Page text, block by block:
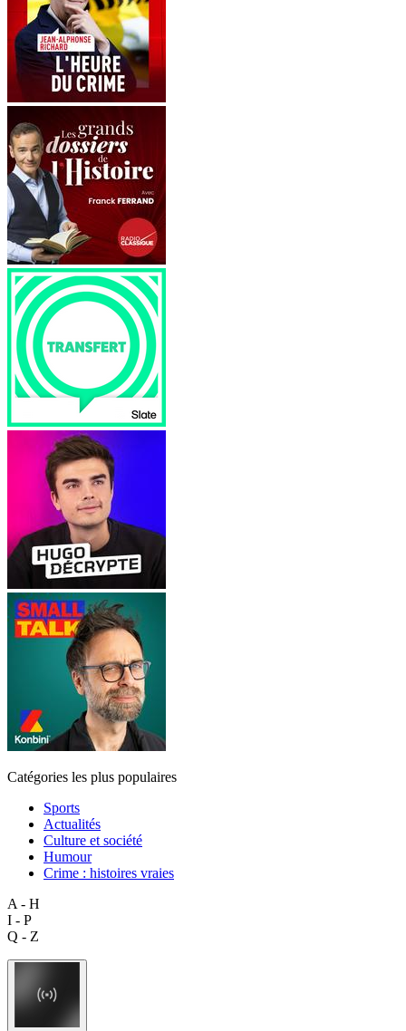
Catégories les plus populaires
Sports
Actualités
Culture et société
Humour
Crime : histoires vraies
A - H
I - P
Q - Z